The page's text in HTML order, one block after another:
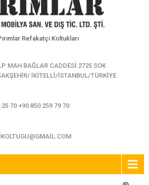
Refakatçi Koltukları
MAH BAĞLAR CADDESİ 2725 SOK
İKİTELLİ/İSTANBUL/TÜRKİYE
70 +90 850 259 79 70